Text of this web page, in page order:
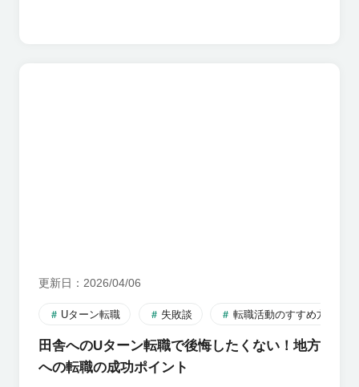
更新日 2026/04/06
Uターン転職 失敗談 転職活動のすすめ方
田舎へのUターン転職で後悔したくない！地方
への転職の成功ポイント